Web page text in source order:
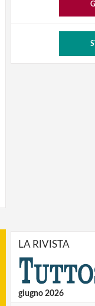
LA RIVISTA
giugno 2026